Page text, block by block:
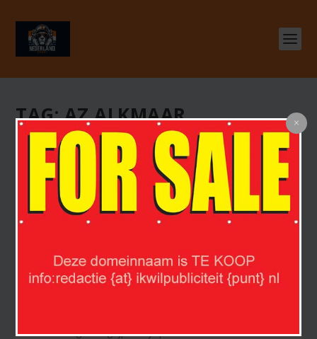
TAG:AZ ALKMAAR
KNVB GAAT INGRIJPEN BIJ SPREEKKOREN
De KNVB gaat ingrijpen bij spreekkoren. Vanaf